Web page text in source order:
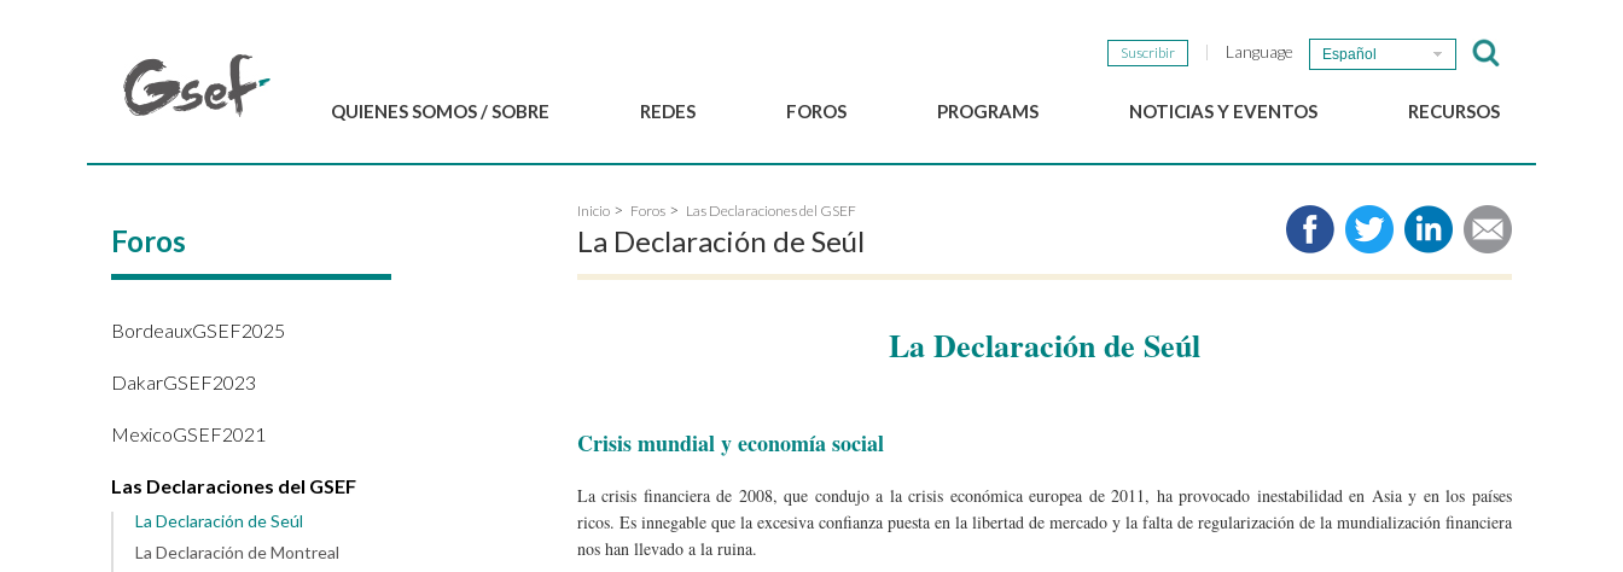
Suscribir Language Español
QUIENES SOMOS / SOBRE REDES
Comité Consultivo
Miembros
FOROS
DakarGSEF2023
MexicoGSEF2021
PROGRAMS NOTICIAS Y EVENTOS
Newsletter del GSEF
RECURSOS
Medios de comunicación
Enlaces
Foros
BordeauxGSEF2025
DakarGSEF2023
MexicoGSEF2021
Las Declaraciones del GSEF
La Declaración de Seúl
La Declaración de Montreal
Inicio Foros Las Declaraciones del GSEF
La Declaración de Seúl
La Declaración de Seúl
Crisis mundial y economía social
La crisis financiera de 2008, que condujo a la crisis económica europea de 2011, ha provocado inestabilidad en Asia y en los países
ricos. Es innegable que la excesiva confianza puesta en la libertad de mercado y la falta de regularización de la mundialización financiera
nos han llevado a la ruina.